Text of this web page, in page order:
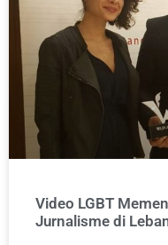
Video LGBT
Jurnalisme di